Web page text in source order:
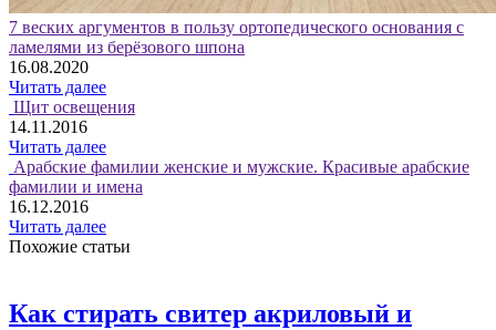
7 веских аргументов в пользу ортопедического основания с
ламелями из берёзового шпона
16.08.2020
Читать далее
Щит освещения
14.11.2016
Читать далее
Арабские фамилии женские и мужские. Красивые арабские
фамилии и имена
16.12.2016
Читать далее
Похожие статьи
Как стирать свитер акриловый и